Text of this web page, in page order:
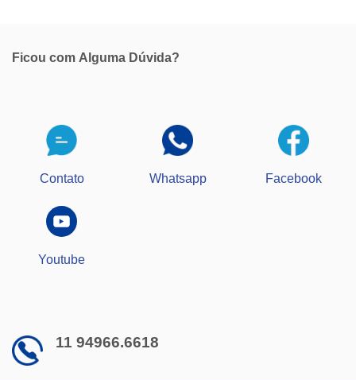
Ficou com Alguma Dúvida?
Contato Whatsapp Facebook
Youtube
11 94966.6618